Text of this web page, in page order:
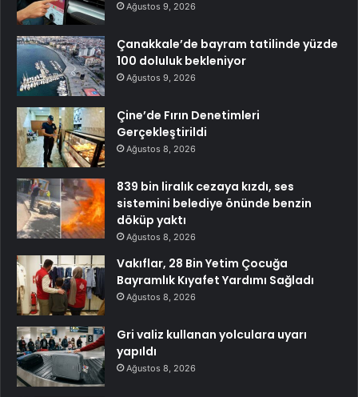
Ağustos 9, 2026
Çanakkale’de bayram tatilinde yüzde
100 doluluk bekleniyor
Ağustos 9, 2026
Çine’de Fırın Denetimleri
Gerçekleştirildi
Ağustos 8, 2026
839 bin liralık cezaya kızdı, ses
sistemini belediye önünde benzin
döküp yaktı
Ağustos 8, 2026
Vakıflar, 28 Bin Yetim Çocuğa
Bayramlık Kıyafet Yardımı Sağladı
Ağustos 8, 2026
Gri valiz kullanan yolculara uyarı
yapıldı
Ağustos 8, 2026